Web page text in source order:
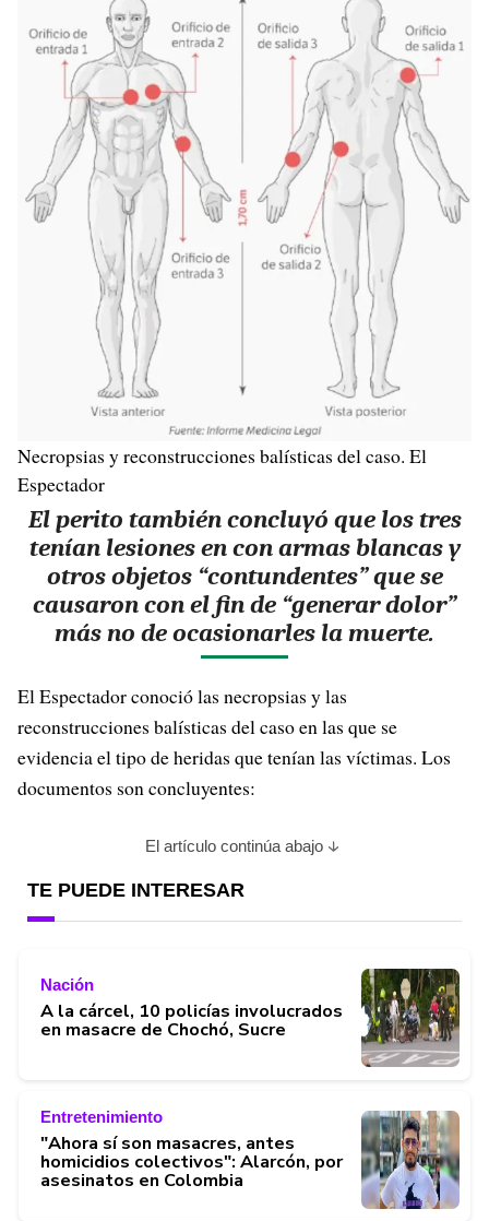
Necropsias y reconstrucciones balísticas del caso. El
Espectador
El perito también concluyó que los tres
tenían lesiones en con armas blancas y
otros objetos “contundentes” que se
causaron con el fin de “generar dolor”
más no de ocasionarles la muerte.
El Espectador conoció las necropsias y las
reconstrucciones balísticas del caso en las que se
evidencia el tipo de heridas que tenían las víctimas. Los
documentos son concluyentes:
El artículo continúa abajo
TE PUEDE INTERESAR
Nación
A la cárcel, 10 policías involucrados
en masacre de Chochó, Sucre
Entretenimiento
"Ahora sí son masacres, antes
homicidios colectivos": Alarcón, por
asesinatos en Colombia